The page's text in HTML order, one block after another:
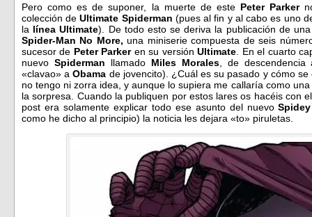
Pero como es de suponer, la muerte de este Peter Parker
colección deUltimate Spiderman (pues al fin y al cabo es uno
la línea Ultimate). De todo esto se deriva la publicación de
Spider-Man No More,una miniserie compuesta de seis
sucesor de Peter Parker en su versiónUltimate . En el cuarto
nuevo Spiderman llamado Miles Morales, de descendencia
«clavao» aObama de jovencito). ¿Cuál es su pasado y cómo
no tengo ni zorra idea, y aunque lo supiera me callaría como
la sorpresa. Cuando la publiquen por estos lares os hacéis con
post era solamente explicar todo ese asunto del nuevo
como he dicho al principio) la noticia les dejara «to» piruletas.